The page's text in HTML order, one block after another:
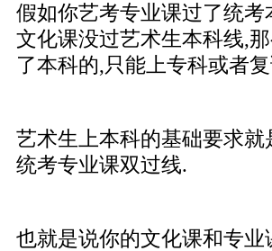
假如你艺考专业课过了统考
文化课没过艺术生本科线,
了本科的,只能上专科或者
艺术生上本科的基础要求就
统考专业课双过线.
也就是说你的文化课和专业